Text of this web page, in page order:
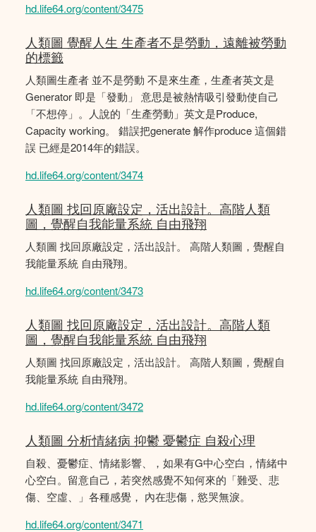
hd.life64.org/content/3475
人類圖 覺醒人生 生產者不是勞動，遠離被勞動
的標籤
人類圖生產者 並不是勞動 不是來生產，生產者英文是
Generator 即是「發動」 意思是被熱情吸引發動使自己
「不想停」。人說的「生產勞動」英文是Produce,
Capacity working。 錯誤把generate 解作produce 這個錯
誤 已經是2014年的錯誤。
hd.life64.org/content/3474
人類圖 找回原廠設定，活出設計。高階人類
圖，覺醒自我能量系統 自由飛翔
人類圖 找回原廠設定，活出設計。 高階人類圖，覺醒自
我能量系統 自由飛翔。
hd.life64.org/content/3473
人類圖 找回原廠設定，活出設計。高階人類
圖，覺醒自我能量系統 自由飛翔
人類圖 找回原廠設定，活出設計。 高階人類圖，覺醒自
我能量系統 自由飛翔。
hd.life64.org/content/3472
人類圖 分析情緒病 抑鬱 憂鬱症 自殺心理
自殺、憂鬱症、情緒影響、，如果有G中心空白，情緒中
心空白。留意自己，若突然感覺不知何來的「難受、悲
傷、空虛、」各種感覺， 內在悲傷，慾哭無淚。
hd.life64.org/content/3471